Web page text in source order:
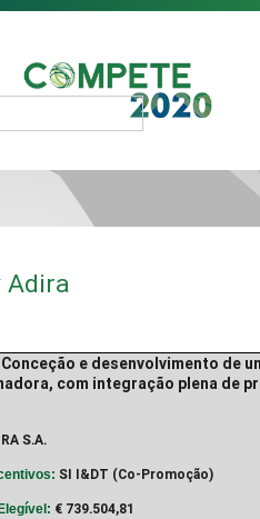
Adira
e desenvolvimento de
com integração plena de
S.A.
SI I&DT (Co-Promoção)
€ 739.504,81